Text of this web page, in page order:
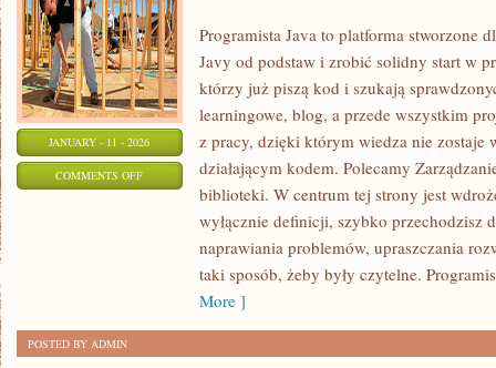
JANUARY - 11 - 2026
COMMENTS OFFON
Programista Java to platforma stworzone
Javy od podstaw i zrobić solidny start w
którzy już piszą kod i szukają
learningowe, blog, a przede wszystkim
z pracy, dzięki którym wiedza nie zostaje
działającym kodem. Polecamy
biblioteki. W centrum tej strony jest
wyłącznie definicji, szybko przechodzisz
naprawiania problemów, upraszczania
taki sposób, żeby były czytelne.
More ]
POSTED BY ADMIN